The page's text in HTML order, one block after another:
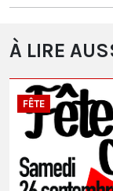
À LIRE
FÊTE